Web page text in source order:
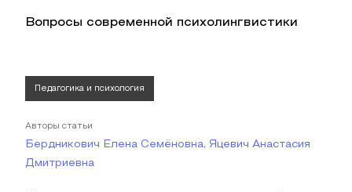
Вопросы современной психолингвистики
Педагогика и психология
Авторы статьи
Бердникович Елена Семёновна, Яцевич Анастасия
Дмитриевна